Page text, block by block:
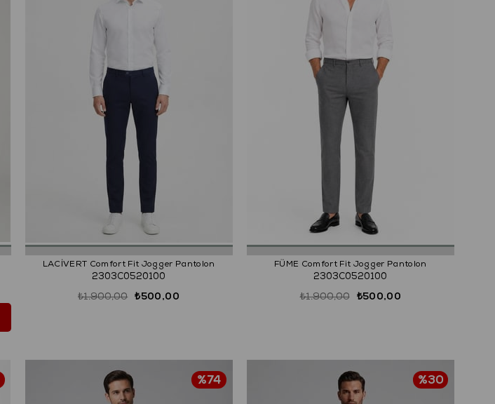
LACİVERT Comfort Fit Jogger Pantolon
2303C0520100
₺500,00
₺1.900,00
FÜME Comfort Fit Jogger Pantolon
2303C0520100
₺500,00
₺1.900,00
%74 %30